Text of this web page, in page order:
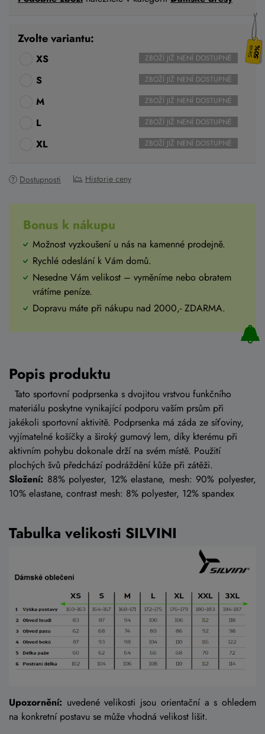
50%
Zvolte variantu:
XS ZBOŽÍ JIŽ NENÍ DOSTUPNÉ
S ZBOŽÍ JIŽ NENÍ DOSTUPNÉ
M ZBOŽÍ JIŽ NENÍ DOSTUPNÉ
L ZBOŽÍ JIŽ NENÍ DOSTUPNÉ
XL ZBOŽÍ JIŽ NENÍ DOSTUPNÉ
Dostupnosti Historie ceny
Bonus k nákupu
Možnost vyzkoušení u nás na kamenné prodejně.
Rychlé odeslání k Vám domů.
Nesedne Vám velikost – vyměníme nebo obratem
vrátíme peníze.
Dopravu máte při nákupu nad 2000,- ZDARMA.
Popis produktu
Tato sportovní podprsenka s dvojitou vrstvou funkčního
materiálu poskytne vynikající podporu vaším prsům při
jakékoli sportovní aktivitě. Podprsenka má záda ze síťoviny,
vyjímatelné košíčky a široký gumový lem, díky kterému při
aktivním pohybu dokonale drží na svém místě. Použití
plochých švů předchází podráždění kůže při zátěži.
Složení: 88% polyester, 12% elastane, mesh: 90% polyester,
10% elastane, contrast mesh: 8% polyester, 12% spandex
Tabulka velikosti SILVINI
Upozornění: uvedené velikosti jsou orientační a s ohledem
na konkretní postavu se může vhodná velikost lišit.